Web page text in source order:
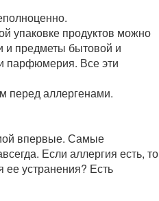
упаковке продуктов можно
и предметы бытовой и
парфюмерия. Все эти
перед аллергенами.
впервые. Самые
Если аллергия есть, то
устранения? Есть